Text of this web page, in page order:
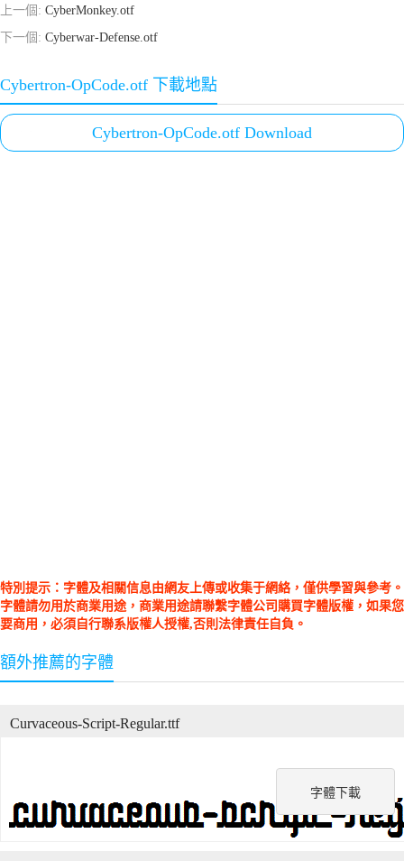
上一個: CyberMonkey.otf
下一個: Cyberwar-Defense.otf
Cybertron-OpCode.otf 下載地點
Cybertron-OpCode.otf Download
特別提示：字體及相關信息由網友上傳或收集于網絡，僅供學習與參考。
字體請勿用於商業用途，商業用途請聯繫字體公司購買字體版權，如果您
要商用，必須自行聯系版權人授權,否則法律責任自負。
額外推薦的字體
字體下載
Curvaceous-Script-Regular.ttf